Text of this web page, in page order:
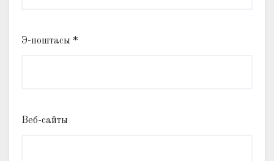
Э-поштасы *
Веб-сайты